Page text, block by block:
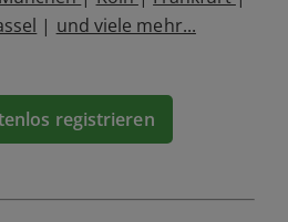
| und viele mehr...
registrieren